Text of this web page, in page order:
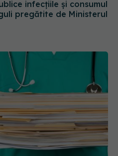
infecțiile și consumul
pregătite de Ministerul